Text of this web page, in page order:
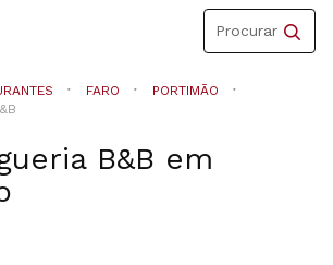
Toggle
navigation
Procurar
FARO
PORTIMÃO
B&B em